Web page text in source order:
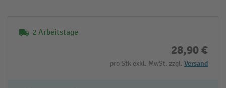
2 Arbeitstage
28,90 €
pro Stk exkl. MwSt. zzgl. Versand